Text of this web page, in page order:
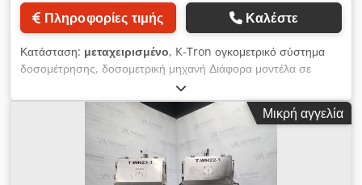
συχνότητας ● Υλικά στεγανοποίησης: Σιλικόνη, PTFE,
σύμφωνα με κανονισμούς ΕΕ και FDA για υγιεινή τροφίμων ●
mm (μειωμένη φθορά). Στάτορας με καρφιά: 3 σειρές καρφιών
χωρίς εξωτερικό δακτύλιο, Ø 7 mm ● Ρουλεμάν: Σχεδιασμένα
για σκληρές συνθήκες συνεχούς λειτουργίας, σώμα ρουλεμάν
υψηλών επιδόσεων με παρακολούθηση θερμοκρασίας &
κραδασμών (έγκαιρη ανίχνευση πιθανής αστοχίας ρουλεμάν &
αποφυγή θερμών επιφανειών) ● Σύστημα παροχής &
παρακολούθησης αερίου φραγής για τη στεγανοποίηση του
άξονα στην πλευρά του θαλάμου άλεσης ● Παρακολούθηση
Πληροφορίες τιμής Καλέστε
Κατάσταση: μεταχειρισμένο, K-Tron ογκομετρικό σύστημα
δοσομέτρησης, δοσομετρική μηχανή Διάφορα μοντέλα σε
απόθεμα. Διπλής και μονής κοχλίας Με πνευματική βαλβίδα
αποκοπής Με φίλτρο εξαερισμού 10 τεμάχια σε απόθεμα Δείτε
και τις άλλες αγγελίες μας Dcodpjzcfbqjfx Aitjk VMA Wekerom
Μικρή αγγελία